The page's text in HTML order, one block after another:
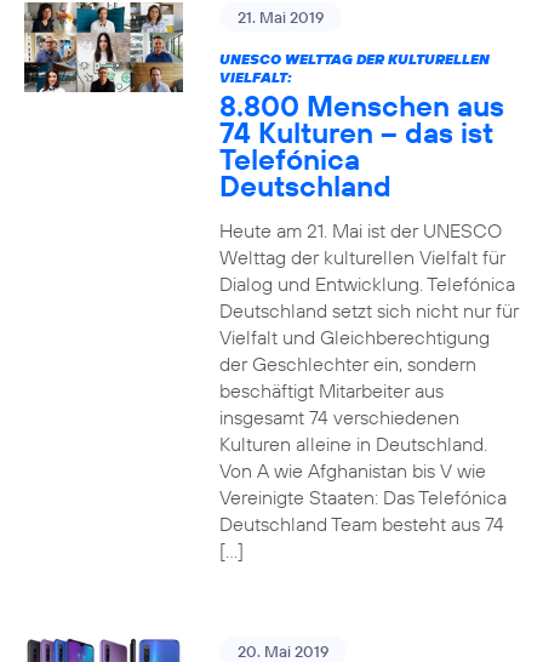
21. Mai 2019
UNESCO WELTTAG DER KULTURELLEN
VIELFALT:
8.800 Menschen aus
74 Kulturen – das ist
Telefónica
Deutschland
Heute am 21. Mai ist der UNESCO
Welttag der kulturellen Vielfalt für
Dialog und Entwicklung. Telefónica
Deutschland setzt sich nicht nur für
Vielfalt und Gleichberechtigung
der Geschlechter ein, sondern
beschäftigt Mitarbeiter aus
insgesamt 74 verschiedenen
Kulturen alleine in Deutschland.
Von A wie Afghanistan bis V wie
Vereinigte Staaten: Das Telefónica
Deutschland Team besteht aus 74
[…]
20. Mai 2019